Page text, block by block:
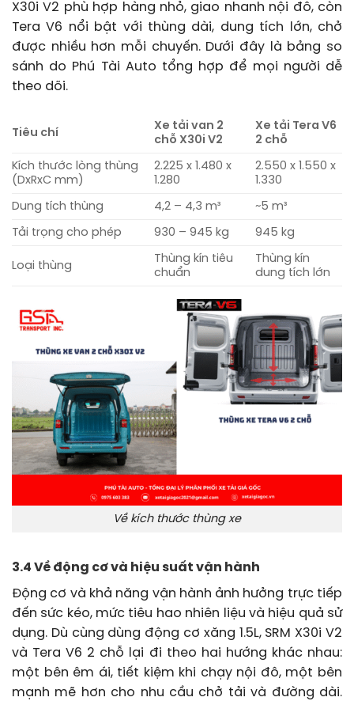
X30i V2 phù hợp hàng nhỏ, giao nhanh nội đô, còn
Tera V6 nổi bật với thùng dài, dung tích lớn, chở
được nhiều hơn mỗi chuyến. Dưới đây là bảng so
sánh do Phú Tài Auto tổng hợp để mọi người dễ
theo dõi.
Tiêu chí
Xe tải van 2
chỗ X30i V2
Xe tải Tera V6
2 chỗ
Kích thước lòng thùng
(DxRxC mm)
2.225 x 1.480 x
1.280
2.550 x 1.550 x
1.330
Dung tích thùng 4,2 – 4,3 m³ ~5 m³
Tải trọng cho phép 930 – 945 kg 945 kg
Loại thùng
Thùng kín tiêu
chuẩn
Thùng kín
dung tích lớn
Về kích thước thùng xe
3.4 Về động cơ và hiệu suất vận hành
Động cơ và khả năng vận hành ảnh hưởng trực tiếp
đến sức kéo, mức tiêu hao nhiên liệu và hiệu quả sử
dụng. Dù cùng dùng động cơ xăng 1.5L, SRM X30i V2
và Tera V6 2 chỗ lại đi theo hai hướng khác nhau:
một bên êm ái, tiết kiệm khi chạy nội đô, một bên
mạnh mẽ hơn cho nhu cầu chở tải và đường dài.